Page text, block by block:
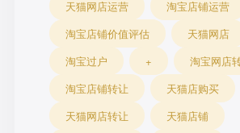
天猫网店运营
淘宝店铺运营
淘宝店铺价值评估
天猫网店
淘宝过户
+
淘宝网店
淘宝店铺转让
天猫店购买
天猫网店转让
天猫店铺